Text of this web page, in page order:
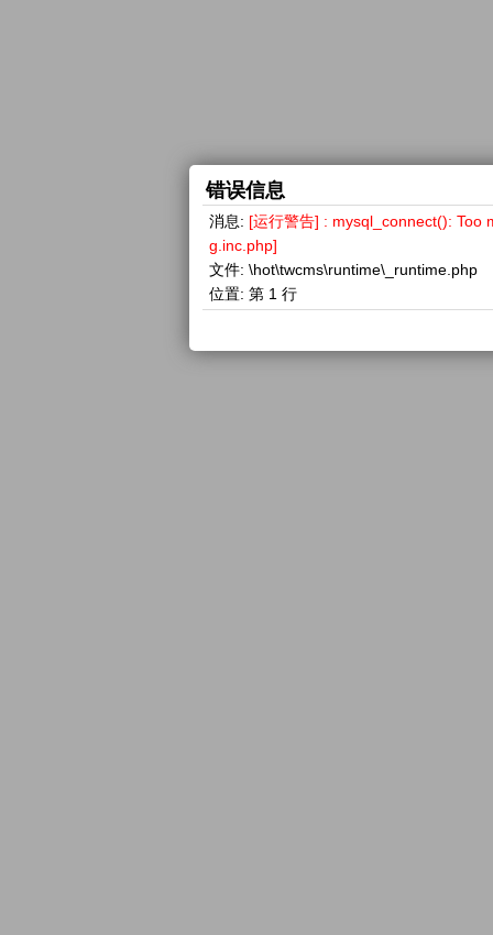
错误信息
消息: [运行警告] : mysql_connect(): Too
g.inc.php]
文件: \hot\twcms\runtime\_runtime.php
位置: 第 1 行